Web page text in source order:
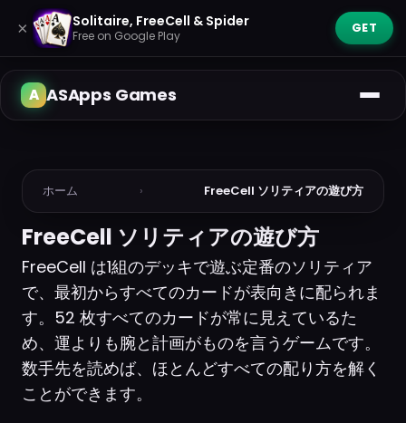
× Solitaire, FreeCell & Spider
Free on Google Play GET
ASApps Games
ホーム › FreeCell ソリティアの遊び方
FreeCell ソリティアの遊び方
FreeCell は1組のデッキで遊ぶ定番のソリティア
で、最初からすべてのカードが表向きに配られま
す。52 枚すべてのカードが常に見えているた
め、運よりも腕と計画がものを言うゲームです。
数手先を読めば、ほとんどすべての配り方を解く
ことができます。